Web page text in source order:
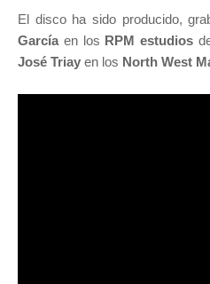
El disco ha sido producido,
García en los RPM estudios
José Triay en los North West